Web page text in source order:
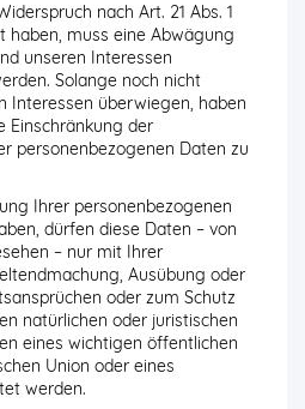
nach Art. 21 Abs. 1
haben, muss eine Abwägung
unseren Interessen
Solange noch nicht
Interessen überwiegen, haben
Einschränkung der
personenbezogenen Daten zu
Ihrer personenbezogenen
dürfen diese Daten – von
– nur mit Ihrer
Ausübung oder
oder zum Schutz
natürlichen oder juristischen
eines wichtigen öffentlichen
Union oder eines
werden.